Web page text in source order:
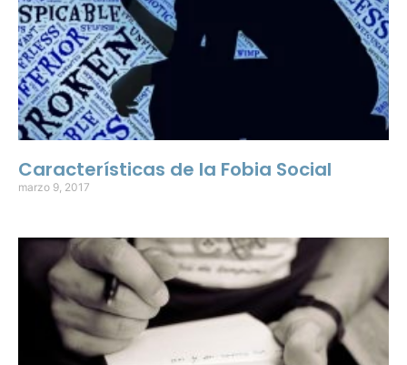
Características de la Fobia Social
marzo 9, 2017